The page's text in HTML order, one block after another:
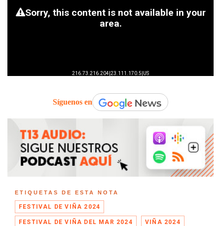
Síguenos en
ETIQUETAS DE ESTA NOTA
FESTIVAL DE VIÑA 2024
FESTIVAL DE VIÑA DEL MAR 2024 VIÑA 2024